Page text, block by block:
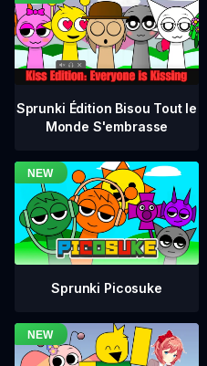
Sprunki Édition Bisou Tout le
Monde S'embrasse
Sprunki Picosuke